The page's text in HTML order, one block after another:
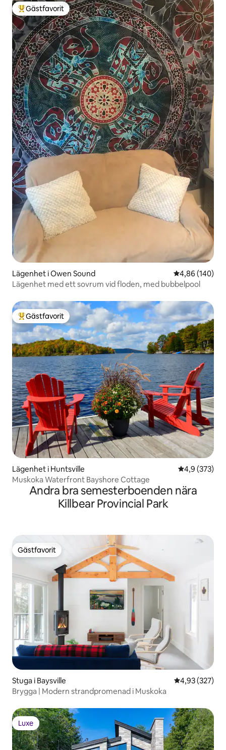
Populär gästfavorit
Gästfavorit
Lägenhet i Owen Sound 4,86 av 5 i
4,86 (140)
Lägenhet med ett sovrum vid floden, med bubbelpool
Populär gästfavorit
Gästfavorit
Lägenhet i Huntsville 4,9 av 5 i
4,9 (373)
Muskoka Waterfront Bayshore Cottage
Andra bra semesterboenden nära
Killbear Provincial Park
Gästfavorit
Gästfavorit
Stuga i Baysville 4,93 av 5 i
4,93 (327)
Brygga | Modern strandpromenad i Muskoka
Luxe
Luxe